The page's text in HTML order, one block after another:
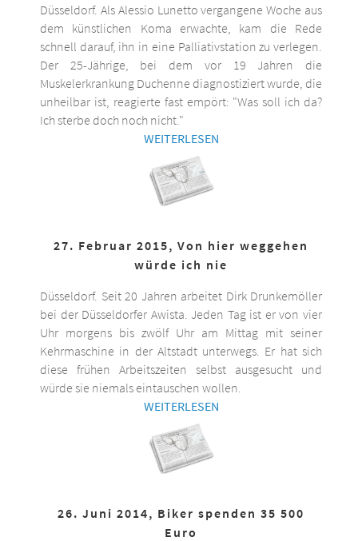
Düsseldorf. Als Alessio Lunetto vergangene Woche aus
dem künstlichen Koma erwachte, kam die Rede
schnell darauf, ihn in eine Palliativstation zu verlegen.
Der 25-Jährige, bei dem vor 19 Jahren die
Muskelerkrankung Duchenne diagnostiziert wurde, die
unheilbar ist, reagierte fast empört: "Was soll ich da?
Ich sterbe doch noch nicht."
WEITERLESEN
27. Februar 2015, Von hier weggehen
würde ich nie
Düsseldorf. Seit 20 Jahren arbeitet Dirk Drunkemöller
bei der Düsseldorfer Awista. Jeden Tag ist er von vier
Uhr morgens bis zwölf Uhr am Mittag mit seiner
Kehrmaschine in der Altstadt unterwegs. Er hat sich
diese frühen Arbeitszeiten selbst ausgesucht und
würde sie niemals eintauschen wollen.
WEITERLESEN
26. Juni 2014, Biker spenden 35 500
Euro